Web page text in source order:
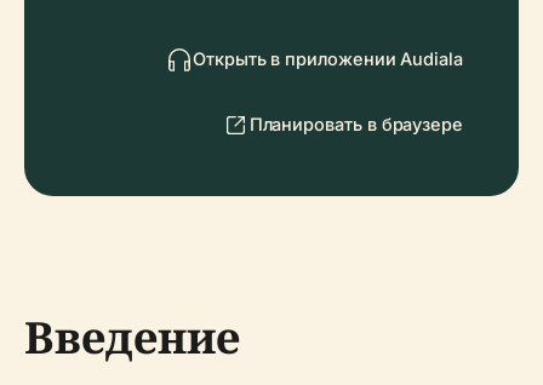
Открыть в приложении Audiala
Планировать в браузере
Введение